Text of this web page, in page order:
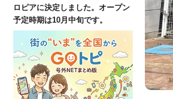
ロピアに決定しました。オープン
予定時期は10月中旬です。